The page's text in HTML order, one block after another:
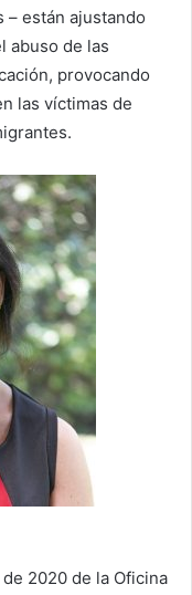
– están ajustando
abuso de las
provocando
las víctimas de
2020 de la Oficina